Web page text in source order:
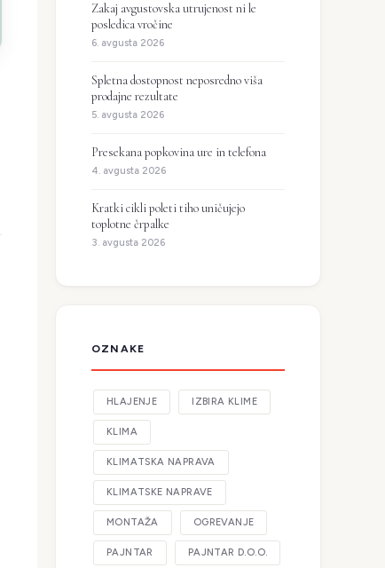
Zakaj avgustovska utrujenost ni le
posledica vročine
6. avgusta 2026
Spletna dostopnost neposredno viša
prodajne rezultate
5. avgusta 2026
Presekana popkovina ure in telefona
4. avgusta 2026
Kratki cikli poleti tiho uničujejo
toplotne črpalke
3. avgusta 2026
OZNAKE
HLAJENJE IZBIRA KLIME
KLIMA
KLIMATSKA NAPRAVA
KLIMATSKE NAPRAVE
MONTAŽA OGREVANJE
PAJNTAR PAJNTAR D.O.O.